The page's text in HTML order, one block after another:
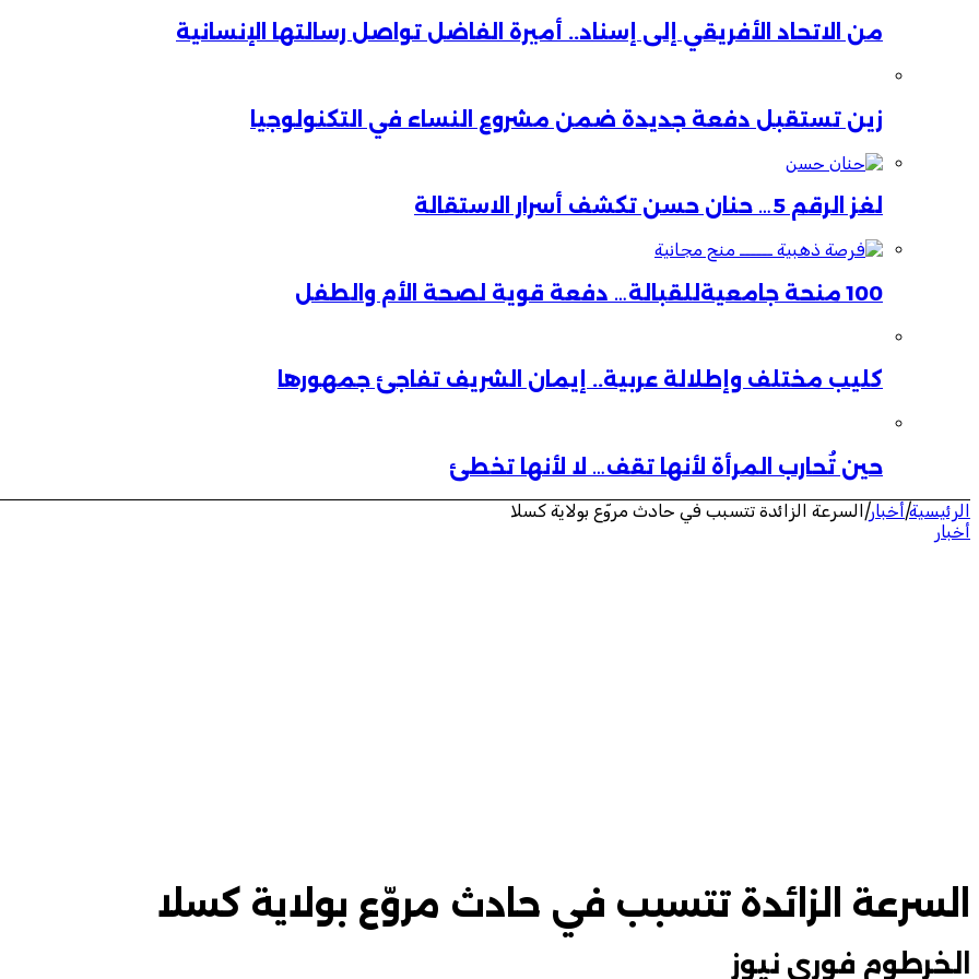
من الاتحاد الأفريقي إلى إسناد.. أميرة الفاضل تواصل رسالتها الإنسانية
زين تستقبل دفعة جديدة ضمن مشروع النساء في التكنولوجيا
لغز الرقم 5… حنان حسن تكشف أسرار الاستقالة
100 منحة جامعيةللقبالة… دفعة قوية لصحة الأم والطفل
كليب مختلف وإطلالة عربية.. إيمان الشريف تفاجئ جمهورها
حين تُحارب المرأة لأنها تقف… لا لأنها تخطئ
الرئيسية|أخبار| السرعة الزائدة تتسبب في حادث مروّع بولاية كسلا
أخبار
السرعة الزائدة تتسبب في حادث مروّع بولاية كسلا
الخرطوم فوري نيوز